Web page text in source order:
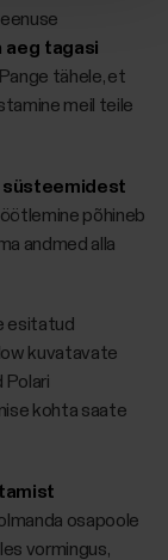
aeg tagasi
tähele, et
meil teile
süsteemidest
põhineb
andmed alla
esitatud
kuvatavate
kohta saate
osapoole
vormingus,